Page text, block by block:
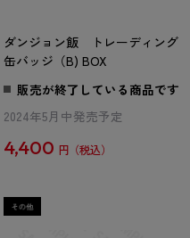
ダンジョン飯 トレーディング
缶バッジ（B) BOX
販売が終了している商品です
2024年5月中発売予定
4,400 円